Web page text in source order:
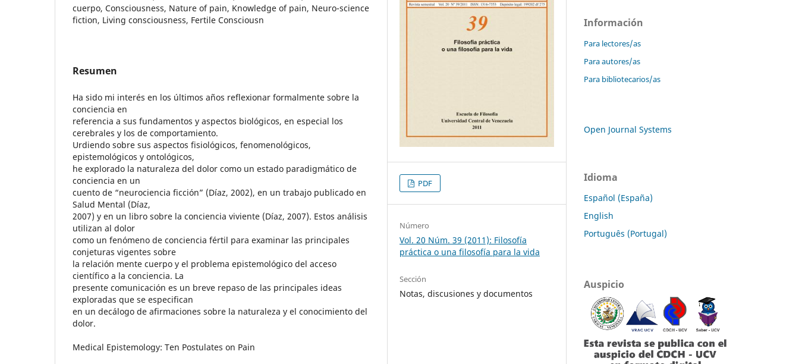
cuerpo, Consciousness, Nature of pain, Knowledge of pain, Neuro-science
fiction, Living consciousness, Fertile Consciousn
Resumen
Ha sido mi interés en los últimos años reflexionar formalmente sobre la
conciencia en
referencia a sus fundamentos y aspectos biológicos, en especial los
cerebrales y los de comportamiento.
Urdiendo sobre sus aspectos fisiológicos, fenomenológicos,
epistemológicos y ontológicos,
he explorado la naturaleza del dolor como un estado paradigmático de
conciencia en un
cuento de “neurociencia ficción” (Díaz, 2002), en un trabajo publicado en
Salud Mental (Díaz,
2007) y en un libro sobre la conciencia viviente (Díaz, 2007). Estos análisis
utilizan al dolor
como un fenómeno de conciencia fértil para examinar las principales
conjeturas vigentes sobre
la relación mente cuerpo y el problema epistemológico del acceso
científico a la conciencia. La
presente comunicación es un breve repaso de las principales ideas
exploradas que se especifican
en un decálogo de afirmaciones sobre la naturaleza y el conocimiento del
dolor.
Medical Epistemology: Ten Postulates on Pain
PDF
Número
Vol. 20 Núm. 39 (2011): Filosofía
práctica o una filosofía para la vida
Sección
Notas, discusiones y documentos
Información
Para lectores/as
Para autores/as
Para bibliotecarios/as
Open Journal Systems
Idioma
Español (España)
English
Português (Portugal)
Auspicio